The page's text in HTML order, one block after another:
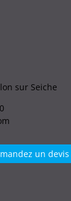
sur Seiche
un devis